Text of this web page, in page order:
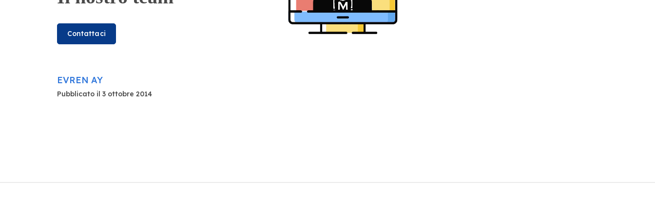
Contattaci
EVREN AY
Pubblicato il 3 ottobre 2014